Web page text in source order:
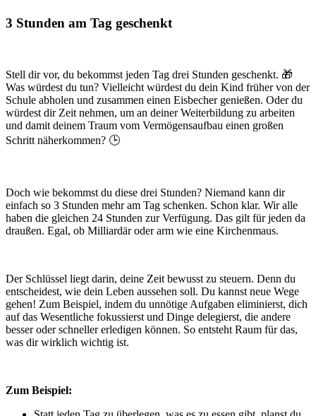
3 Stunden am Tag geschenkt
Stell dir vor, du bekommst jeden Tag drei Stunden geschenkt. 🎁
Was würdest du tun? Vielleicht würdest du dein Kind früher von der
Schule abholen und zusammen einen Eisbecher genießen. Oder du
würdest dir Zeit nehmen, um an deiner Weiterbildung zu arbeiten
und damit deinem Traum vom Vermögensaufbau einen großen
Schritt näherkommen? 🕒
Doch wie bekommst du diese drei Stunden? Niemand kann dir
einfach so 3 Stunden mehr am Tag schenken. Schon klar. Wir alle
haben die gleichen 24 Stunden zur Verfügung. Das gilt für jeden da
draußen. Egal, ob Milliardär oder arm wie eine Kirchenmaus.
Der Schlüssel liegt darin, deine Zeit bewusst zu steuern. Denn du
entscheidest, wie dein Leben aussehen soll. Du kannst neue Wege
gehen! Zum Beispiel, indem du unnötige Aufgaben eliminierst, dich
auf das Wesentliche fokussierst und Dinge delegierst, die andere
besser oder schneller erledigen können. So entsteht Raum für das,
was dir wirklich wichtig ist.
Zum Beispiel: